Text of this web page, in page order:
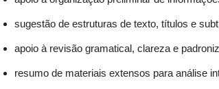
sugestão de estruturas de texto, títulos e
apoio à revisão gramatical, clareza e
resumo de materiais extensos para análise